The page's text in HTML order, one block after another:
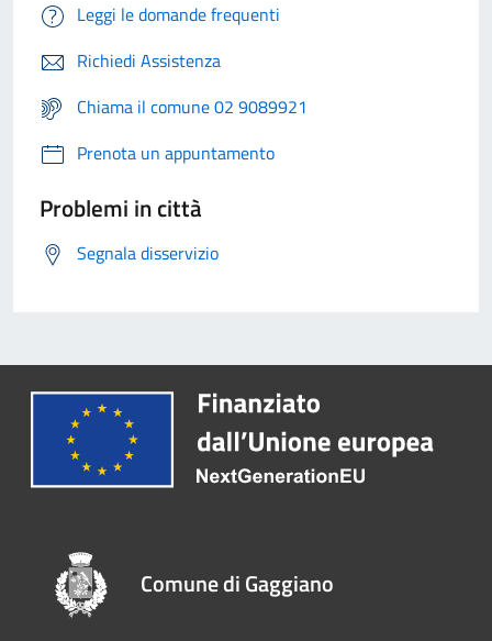
Leggi le domande frequenti
Richiedi Assistenza
Chiama il comune 02 9089921
Prenota un appuntamento
Problemi in città
Segnala disservizio
Comune di Gaggiano